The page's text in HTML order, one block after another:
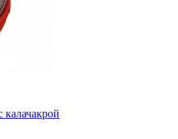
калачакрой